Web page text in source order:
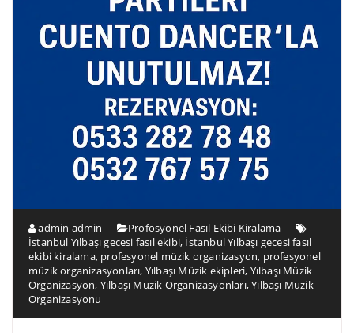
admin admin
Profosyonel Fasıl Ekibi Kiralama
İstanbul Yılbaşı gecesi fasıl ekibi, İstanbul Yılbaşı gecesi fasıl
ekibi kiralama, profesyonel müzik organizasyon, profesyonel
müzik organizasyonları, Yılbaşı Müzik ekipleri, Yılbaşı Müzik
Organizasyon, Yılbaşı Müzik Organizasyonları,Yılbaşı Müzik
Organizasyonu